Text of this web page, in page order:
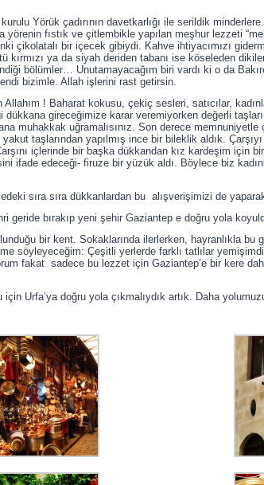
Yörük çadırının davetkarlığı ile serildik
fıstık ve çitlembikle yapılan meşhur lezzeti
çikolatalı bir içecek gibiydi. Kahve ihtiyacımızı
ya da siyah deriden tabanı ise köseleden
bölümler… Unutamayacağım biri vardı ki o da
bizimle. Allah işlerini rast getirsin.
Allahım ! Baharat kokusu, çekiç sesleri, satıcılar,
gireceğimize karar veremiyorken değerli
muhakkak uğramalısınız. Son derece memnuniyetle
taşlarından yapılmış ince bir bileklik aldık.
içlerinde bir başka dükkandan kız kardeşim için
ifade edeceği- firuze bir yüzük aldı. Böylece biz
sıra sıra dükkanlardan bu alışverişimizi de
geride bırakıp yeni şehir Gaziantep e doğru yola
bir kent. Sokaklarında ilerlerken, hayranlıkla bu
söyleyeceğim: Çeşitli yerlerde farklı tatlılar
fakat sadece bu lezzet için Gaziantep’e bir kere
Urfa’ya doğru yola çıkmalıydık artık. Daha